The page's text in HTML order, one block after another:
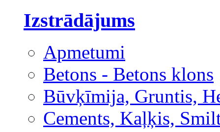
Izstrādājums
Apmetumi
Betons - Betons klons
Būvķīmija, Gruntis,
Cements, Kaļķis,